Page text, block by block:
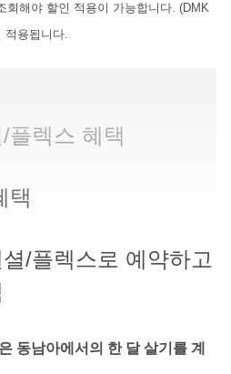
회해야 할인 적용이 가능합니다. (DMK
적용됩니다.
렉스 혜택
택
/플렉스로 예약하고
동남아에서의 한 달 살기를 계